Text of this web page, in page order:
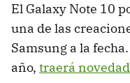
El Galaxy Note 10
una de las
Samsung a la
año, traerá